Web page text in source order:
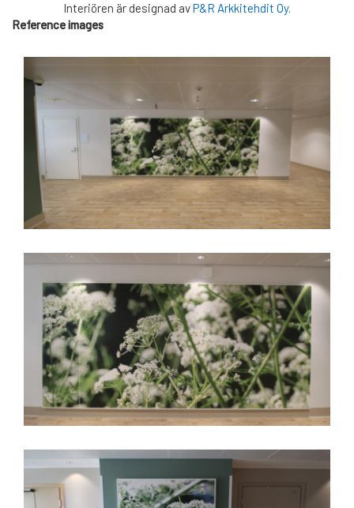
Interiören är designad avP&R Arkkitehdit Oy.
Reference images